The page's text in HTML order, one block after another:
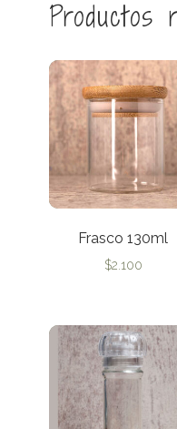
Productos
Frasco 130ml
$2.100